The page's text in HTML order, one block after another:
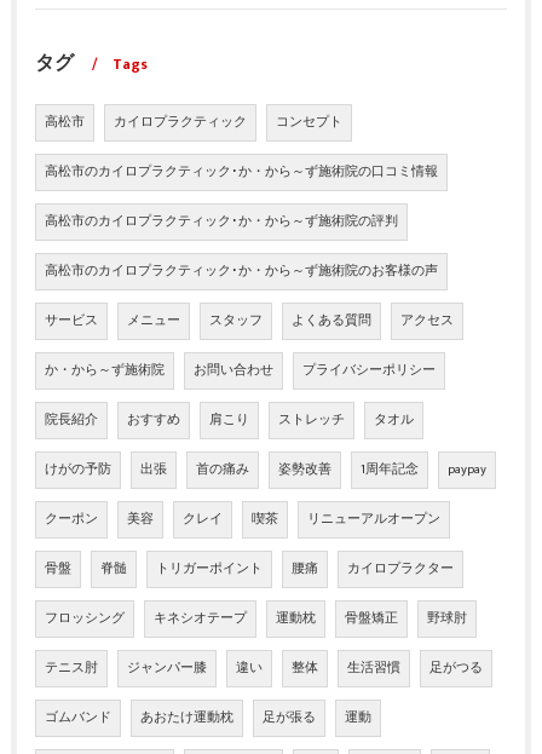
タグ Tags
高松市 カイロプラクティック コンセプト
高松市のカイロプラクティック･か・から～ず施術院の口コミ情報
高松市のカイロプラクティック･か・から～ず施術院の評判
高松市のカイロプラクティック･か・から～ず施術院のお客様の声
サービス メニュー スタッフ よくある質問 アクセス
か・から～ず施術院 お問い合わせ プライバシーポリシー
院長紹介 おすすめ 肩こり ストレッチ タオル
けがの予防 出張 首の痛み 姿勢改善 1周年記念 paypay
クーポン 美容 クレイ 喫茶 リニューアルオープン
骨盤 脊髄 トリガーポイント 腰痛 カイロプラクター
フロッシング キネシオテープ 運動枕 骨盤矯正 野球肘
テニス肘 ジャンパー膝 違い 整体 生活習慣 足がつる
ゴムバンド あおたけ運動枕 足が張る 運動